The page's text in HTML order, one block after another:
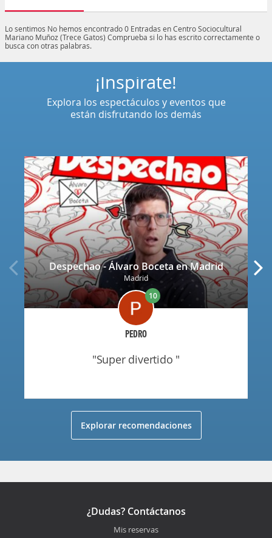
Lo sentimos No hemos encontrado 0 Entradas en Centro Sociocultural
Mariano Muñoz (Trece Gatos) Comprueba si lo has escrito correctamente o
busca con otras palabras.
Despechao - Álvaro Boceta en Madrid
Madrid
PEDRO
10
"super divertido "
¡Inspírate!
Explora los espectáculos y eventos que
están disfrutando los demás
Explorar recomendaciones
¿Dudas? Contáctanos
Mis reservas